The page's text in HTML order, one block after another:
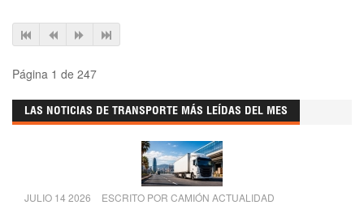
Página 1 de 247
LAS NOTICIAS DE TRANSPORTE MÁS LEÍDAS DEL MES
JULIO 14 2026 ESCRITO POR CAMIÓN ACTUALIDAD